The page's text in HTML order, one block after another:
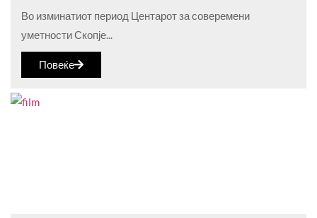
Во изминатиот период Центарот за соверемени
уметности Скопје...
Повеќе